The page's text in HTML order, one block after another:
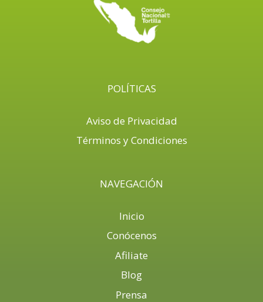
POLÍTICAS
Aviso de Privacidad
Términos y Condiciones
NAVEGACIÓN
Inicio
Conócenos
Afiliate
Blog
Prensa